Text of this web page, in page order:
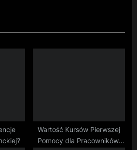
Wartość Kursów Pierwszej
Pomocy dla Pracowników: